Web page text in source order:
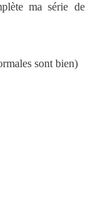
ma série de
sont bien)